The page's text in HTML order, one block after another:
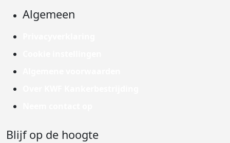
Algemeen
Blijf op de hoogte